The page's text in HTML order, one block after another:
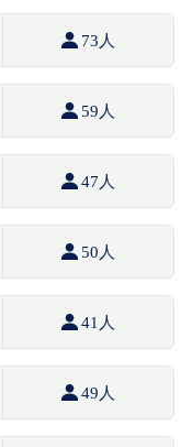
73人
59人
47人
50人
41人
49人